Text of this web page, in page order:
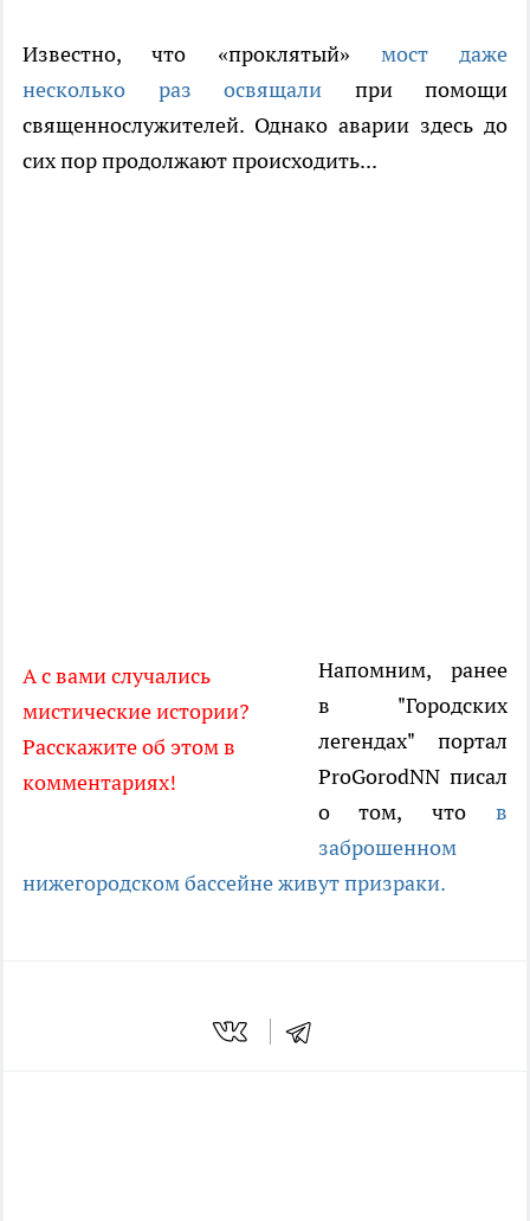
Известно, что «проклятый» мост даже
несколько раз освящали при помощи
священнослужителей. Однако аварии здесь до
сих пор продолжают происходить...
А с вами случались
мистические истории?
Расскажите об этом в
комментариях!
Напомним, ранее
в "Городских
легендах" портал
ProGorodNN писал
о том, что в
заброшенном
нижегородском бассейне живут призраки.